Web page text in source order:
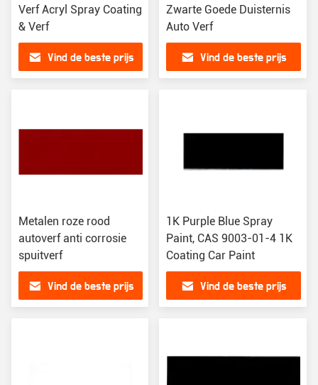
Verf Acryl Spray Coating
& Verf
Vind de beste prijs
Zwarte Goede Duisternis
Auto Verf
Vind de beste prijs
Metalen roze rood
autoverf anti corrosie
spuitverf
Vind de beste prijs
1K Purple Blue Spray
Paint, CAS 9003-01-4 1K
Coating Car Paint
Vind de beste prijs